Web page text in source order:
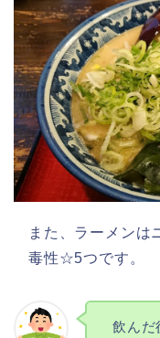
また、ラーメンは
毒性☆5つです。
飲んだ